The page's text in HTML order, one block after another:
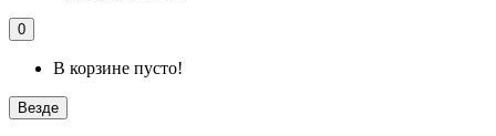
0
В корзине пусто!
Везде